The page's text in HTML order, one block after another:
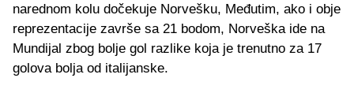
narednom kolu dočekuje Norvešku, Međutim, ako i obje
reprezentacije završe sa 21 bodom, Norveška ide na
Mundijal zbog bolje gol razlike koja je trenutno za 17
golova bolja od italijanske.